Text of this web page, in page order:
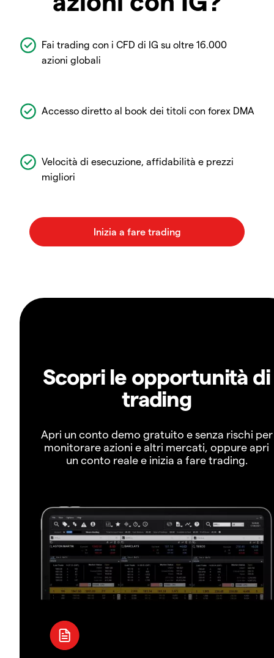
Fai trading con i CFD di IG su oltre 16.000
azioni globali
Accesso diretto al book dei titoli con forex DMA
Velocità di esecuzione, affidabilità e prezzi
migliori
Scopri le opportunità di
trading
Apri un conto demo gratuito e senza rischi per
monitorare azioni e altri mercati, oppure apri
un conto reale e inizia a fare trading.